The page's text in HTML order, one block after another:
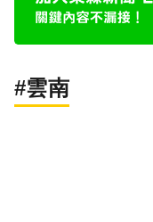
#雲南